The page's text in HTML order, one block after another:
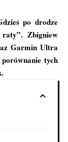
po drodze
raty”. Zbigniew
Garmin Ultra
tych